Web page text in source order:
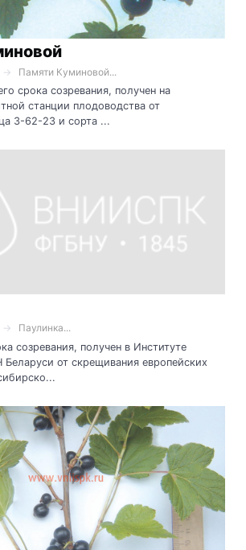
Памяти Куминовой...
срока созревания, получен на
станции плодоводства от
3-62-23 и сорта ...
Паулинка...
созревания, получен в Институте
от скрещивания европейских